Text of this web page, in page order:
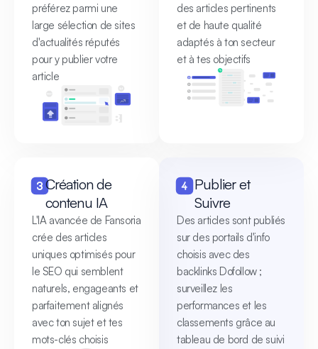
préférez parmi une
large sélection de sites
d'actualités réputés
pour y publier votre
article
des articles pertinents
et de haute qualité
adaptés à ton secteur
et à tes objectifs
Création de
contenu IA
L'IA avancée de Fansoria
crée des articles
uniques optimisés pour
le SEO qui semblent
naturels, engageants et
parfaitement alignés
avec ton sujet et tes
mots-clés choisis
Publier et
Suivre
Des articles sont publiés
sur des portails d'info
choisis avec des
backlinks Dofollow ;
surveillez les
performances et les
classements grâce au
tableau de bord de suivi